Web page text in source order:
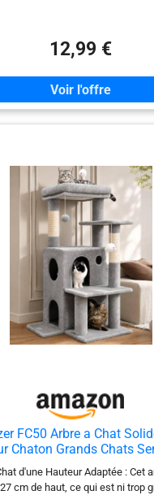
12,99 €
FC50 Arbre a Chat
Chaton Grands Chats
d'une Hauteur Adaptée : Cet
cm de haut, ce qui est ni trop